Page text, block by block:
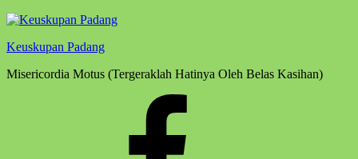
Keuskupan Padang
Misericordia Motus (Tergeraklah Hatinya Oleh Belas Kasihan)